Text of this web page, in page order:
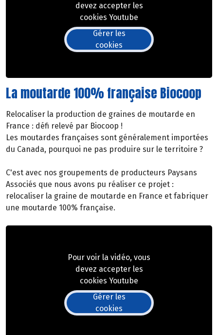
devez accepter les
cookies Youtube
Gérer les
cookies
La moutarde 100% française Biocoop
Relocaliser la production de graines de moutarde en
France : défi relevé par Biocoop !
Les moutardes françaises sont généralement importées
du Canada, pourquoi ne pas produire sur le territoire ?
C'est avec nos groupements de producteurs Paysans
Associés que nous avons pu réaliser ce projet :
relocaliser la graine de moutarde en France et fabriquer
une moutarde 100% française.
Pour voir la vidéo, vous
devez accepter les
cookies Youtube
Gérer les
cookies